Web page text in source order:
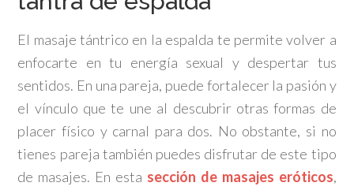
El masaje tántrico en la espalda te permite volver a
enfocarte en tu energía sexual y despertar tus
sentidos. En una pareja, puede fortalecer la pasión y
el vínculo que te une al descubrir otras formas de
placer físico y carnal para dos. No obstante, si no
tienes pareja también puedes disfrutar de este tipo
de masajes. En esta sección de masajes eróticos,